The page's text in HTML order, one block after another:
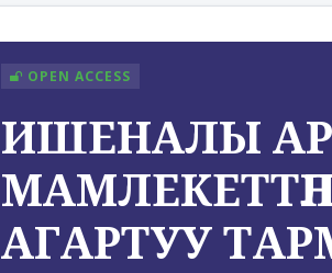
OPEN ACCESS
ИШЕНАЛЫ
АГАРТУУ